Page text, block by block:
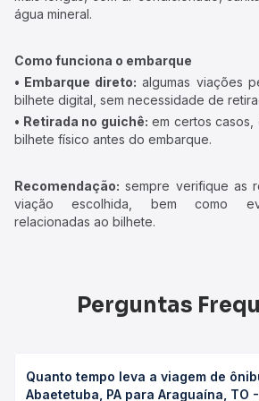
água mineral.
Como funciona o embarque
• Embarque direto: algumas viações
bilhete digital, sem necessidade de
• Retirada no guichê: em certos casos,
bilhete físico antes do embarque.
Recomendação: sempre verifique as
viação escolhida, bem como
relacionadas ao bilhete.
Perguntas
Quanto tempo leva a viagem de
Abaetetuba, PA para Araguaína, TO